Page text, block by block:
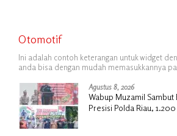
Otomotif
Ini adalah contoh keterangan untuk widget
anda bisa dengan mudah memasukkannya
Agustus 8, 2026
Wabup Muzamil Sambut
Presisi Polda Riau,